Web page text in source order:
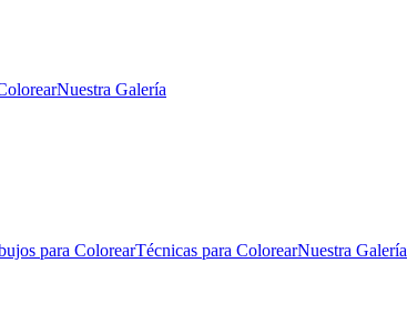
Nuestra Galería
para ColorearTécnicas para ColorearNuestra Galería